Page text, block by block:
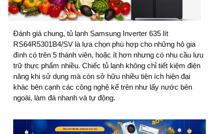
Đánh giá chung, tủ lạnh Samsung Inverter 635 lít
RS64R5301B4/SV là lựa chọn phù hợp cho những hộ gia
đình có trên 5 thành viên, hoặc ít hơn nhưng có nhu cầu lưu
trữ thực phẩm nhiều. Chiếc tủ lạnh không chỉ tiết kiệm điện
năng khi sử dụng mà còn sở hữu nhiều tiện ích hiện đại
khác bên cạnh các công nghệ kể trên như lấy nước bên
ngoài, làm đá nhanh và tự động.